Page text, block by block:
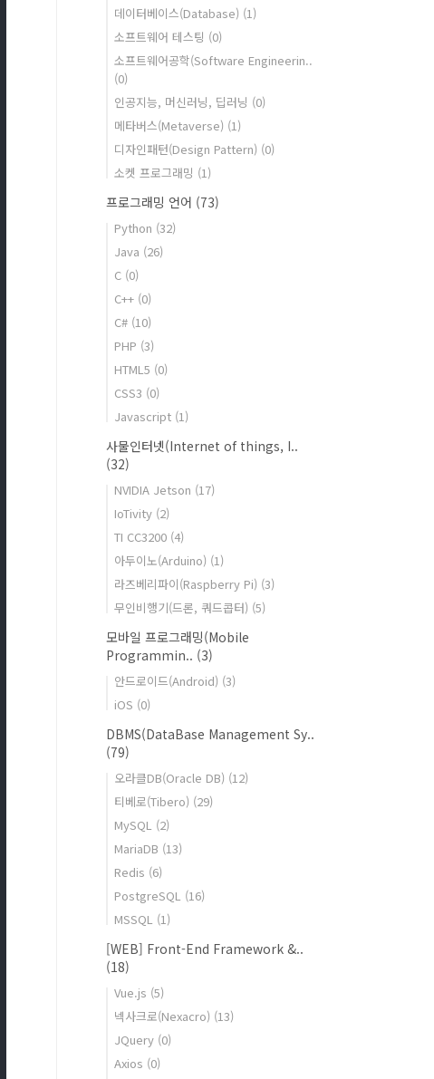
데이터베이스(Database) (1)
소프트웨어 테스팅 (0)
소프트웨어공학(Software Engineerin..
(0)
인공지능, 머신러닝, 딥러닝 (0)
메타버스(Metaverse) (1)
디자인패턴(Design Pattern) (0)
소켓 프로그래밍 (1)
프로그래밍 언어 (73)
Python (32)
Java (26)
C (0)
C++ (0)
C# (10)
PHP (3)
HTML5 (0)
CSS3 (0)
Javascript (1)
사물인터넷(Internet of things, I..
(32)
NVIDIA Jetson (17)
IoTivity (2)
TI CC3200 (4)
아두이노(Arduino) (1)
라즈베리파이(Raspberry Pi) (3)
무인비행기(드론, 쿼드콥터) (5)
모바일 프로그래밍(Mobile
Programmin.. (3)
안드로이드(Android) (3)
iOS (0)
DBMS(DataBase Management Sy..
(79)
오라클DB(Oracle DB) (12)
티베로(Tibero) (29)
MySQL (2)
MariaDB (13)
Redis (6)
PostgreSQL (16)
MSSQL (1)
[WEB] Front-End Framework &..
(18)
Vue.js (5)
넥사크로(Nexacro) (13)
JQuery (0)
Axios (0)